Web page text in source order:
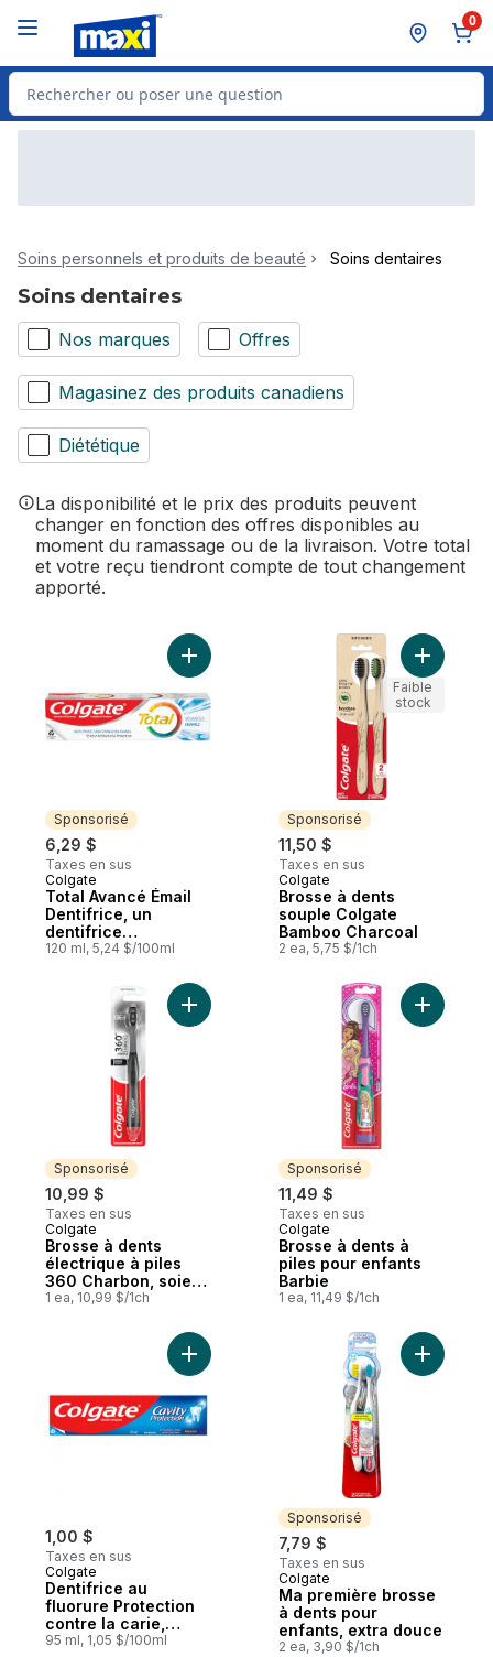
0
Rechercher des produits
Soins personnels et produits de beauté Soins dentaires
Soins dentaires
Nos marques Offres
Magasinez des produits canadiens
Diététique
La disponibilité et le prix des produits peuvent
changer en fonction des offres disponibles au
moment du ramassage ou de la livraison. Votre total
et votre reçu tiendront compte de tout changement
apporté.
Sponsorisé
6,29 $
Taxes en sus
Sponsorisé
Colgate
Total Avancé Émail
Dentifrice, un
dentifrice
blanchissant
protège les dents
sensibles pour un
beau sourire
120 ml, 5,24 $/100ml
Ajouter Total Avancé Émail Dentifrice,
Sponsorisé
11,50 $
Taxes en sus
Sponsorisé
Colgate
Brosse à dents
souple Colgate
Bamboo Charcoal
2 ea, 5,75 $/1ch
Ajouter
Faible
stock
Sponsorisé
10,99 $
Taxes en sus
Sponsorisé
Colgate
Brosse à dents
électrique à piles
360 Charbon, soies
souples, lot de 1
1 ea, 10,99 $/1ch
Ajouter Brosse à dents électrique à piles
Sponsorisé
11,49 $
Taxes en sus
Sponsorisé
Colgate
Brosse à dents à
piles pour enfants
Barbie
1 ea, 11,49 $/1ch
Ajouter
1,00 $
Taxes en sus
Colgate
Dentifrice au
fluorure Protection
contre la carie,
format voyage,
95 ml, 1,05 $/100ml
Ajouter Dentifrice au fluorure Protection
Sponsorisé
7,79 $
Taxes en sus
Sponsorisé
Colgate
Ma première brosse
à dents pour
enfants, extra douce
2 ea, 3,90 $/1ch
Ajouter